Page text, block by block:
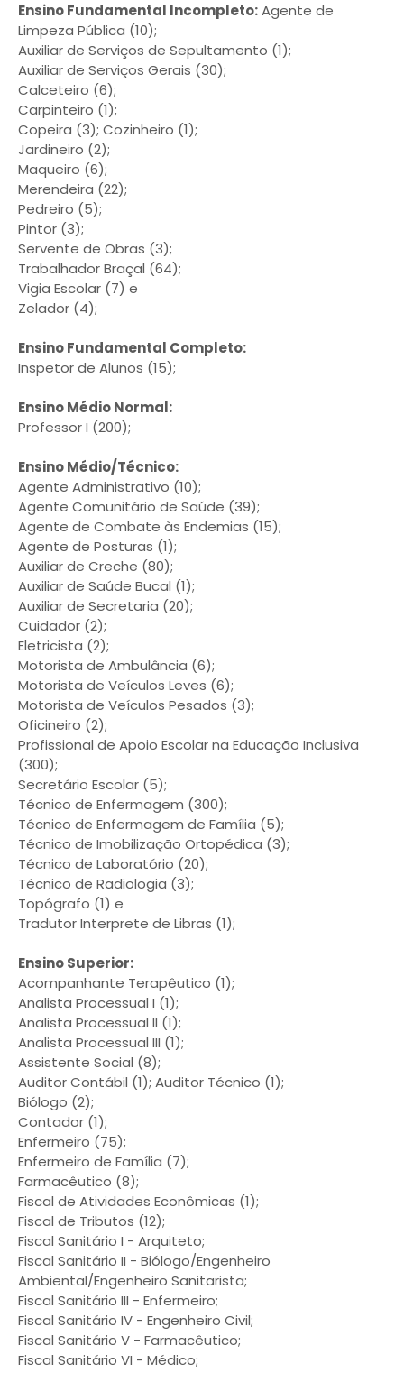
Ensino Fundamental Incompleto:Agente de
Limpeza Pública (10);
Auxiliar de Serviços de Sepultamento (1);
Auxiliar de Serviços Gerais (30);
Calceteiro (6);
Carpinteiro (1);
Copeira (3); Cozinheiro (1);
Jardineiro (2);
Maqueiro (6);
Merendeira (22);
Pedreiro (5);
Pintor (3);
Servente de Obras (3);
Trabalhador Braçal (64);
Vigia Escolar (7) e
Zelador (4);
Ensino Fundamental Completo:
Inspetor de Alunos (15);
Ensino Médio Normal:
Professor I (200);
Ensino Médio/Técnico:
Agente Administrativo (10);
Agente Comunitário de Saúde (39);
Agente de Combate às Endemias (15);
Agente de Posturas (1);
Auxiliar de Creche (80);
Auxiliar de Saúde Bucal (1);
Auxiliar de Secretaria (20);
Cuidador (2);
Eletricista (2);
Motorista de Ambulância (6);
Motorista de Veículos Leves (6);
Motorista de Veículos Pesados (3);
Oficineiro (2);
Profissional de Apoio Escolar na Educação Inclusiva
(300);
Secretário Escolar (5);
Técnico de Enfermagem (300);
Técnico de Enfermagem de Família (5);
Técnico de Imobilização Ortopédica (3);
Técnico de Laboratório (20);
Técnico de Radiologia (3);
Topógrafo (1) e
Tradutor Interprete de Libras (1);
Ensino Superior:
Acompanhante Terapêutico (1);
Analista Processual I (1);
Analista Processual II (1);
Analista Processual III (1);
Assistente Social (8);
Auditor Contábil (1); Auditor Técnico (1);
Biólogo (2);
Contador (1);
Enfermeiro (75);
Enfermeiro de Família (7);
Farmacêutico (8);
Fiscal de Atividades Econômicas (1);
Fiscal de Tributos (12);
Fiscal Sanitário I - Arquiteto;
Fiscal Sanitário II - Biólogo/Engenheiro
Ambiental/Engenheiro Sanitarista;
Fiscal Sanitário III - Enfermeiro;
Fiscal Sanitário IV - Engenheiro Civil;
Fiscal Sanitário V - Farmacêutico;
Fiscal Sanitário VI - Médico;